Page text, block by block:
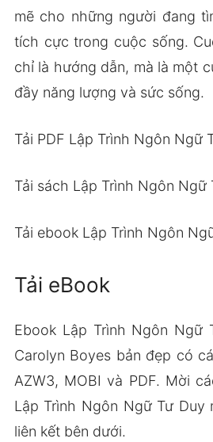
mẽ cho những người đang
tích cực trong cuộc sống.
chỉ là hướng dẫn, mà là một
đầy năng lượng và sức sống.
Tải PDF Lập Trình Ngôn Ngữ
Tải sách Lập Trình Ngôn Ngữ
Tải ebook Lập Trình Ngôn
Tải eBook
Ebook Lập Trình Ngôn Ngữ
Carolyn Boyes bản đẹp có
AZW3, MOBI và PDF. Mời
Lập Trình Ngôn Ngữ Tư Duy
liên kết bên dưới.